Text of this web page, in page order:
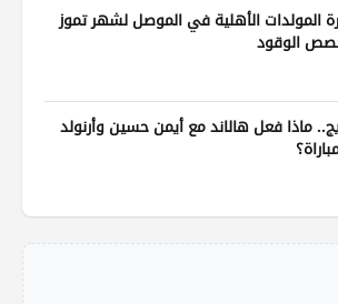
المولدات الأهلية في الموصل لشهر تموز
الوقود
ماذا فعل هالاند مع أيمن حسين وأرنولد